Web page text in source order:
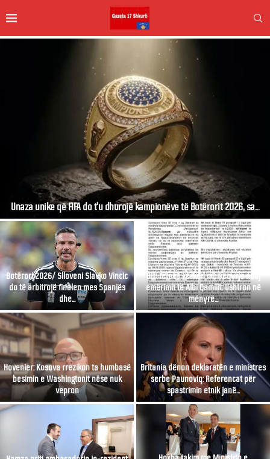
Unaza unike që FIFA do t’u dhurojë kampionëve të Botërorit 2026, sa...
Botërori 2026/ Slloveni Slavko Vincic
do të arbitrojë finalen mes Spanjës
dhe...
BDI Tetovë kërkon mbikëqyrje ndaj
emërimit të Albi Qamilit: Ushtron në
mënyrë...
Hovenier: Kosova rrezikon ta humbasë
besimin e Washingtonit nëse nuk
vepron
Britania dënon deklaratën e ministres
serbe Paunoviq: Referencat për
spastrimin etnik janë...